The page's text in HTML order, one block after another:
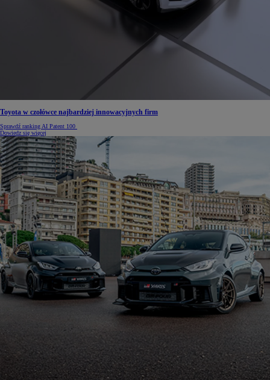
Toyota w czołówce najbardziej innowacyjnych firm
Sprawdź ranking AI Patent 100
Dowiedz się więcej